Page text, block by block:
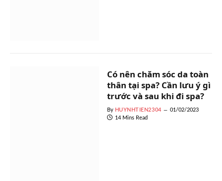
Có nên chăm sóc da toàn
thân tại spa? Cần lưu ý gì
trước và sau khi đi spa?
By HUYNHTIEN2304
01/02/2023
14 Mins Read